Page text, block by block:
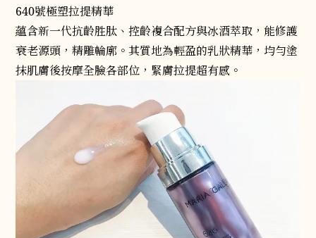
640號極塑拉提精華
蘊含新一代抗齡胜肽、控齡複合配方與冰酒萃取，能修護
衰老源頭，精雕輪廓。其質地為輕盈的乳狀精華，均勻塗
抹肌膚後按摩全臉各部位，緊膚拉提超有感。